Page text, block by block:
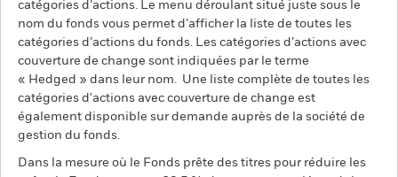
catégories d’actions. Le menu déroulant situé juste sous le
nom du fonds vous permet d’afficher la liste de toutes les
catégories d’actions du fonds. Les catégories d’actions avec
couverture de change sont indiquées par le terme
« Hedged » dans leur nom. Une liste complète de toutes les
catégories d'actions avec couverture de change est
également disponible sur demande auprès de la société de
gestion du fonds.
Dans la mesure où le Fonds prête des titres pour réduire les